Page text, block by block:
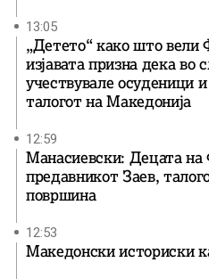
13:05
„Детето“ како што вели
изјавата призна дека во
учествувале осуденици
талогот на Македонија
12:59
Манасиевски: Децата на
предавникот Заев,
површина
12:53
Македонски историски